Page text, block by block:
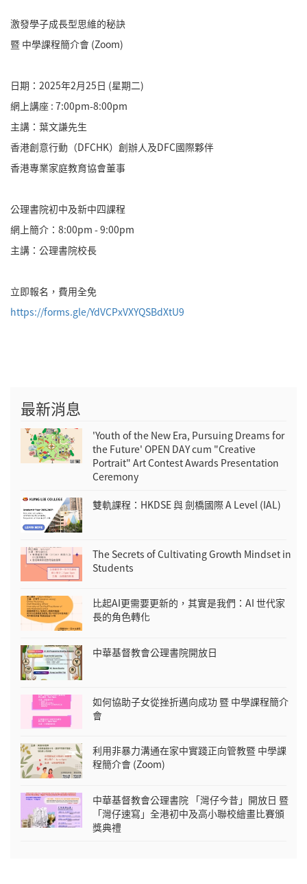
激發學子成長型思維的秘訣
暨 中學課程簡介會 (Zoom)
日期：2025年2月25日 (星期二)
網上講座 : 7:00pm-8:00pm
主講：葉文謙先生
香港創意行動（DFCHK）創辦人及DFC國際夥伴
香港專業家庭教育協會董事
公理書院初中及新中四課程
網上簡介：8:00pm - 9:00pm
主講：公理書院校長
立即報名，費用全免
https://forms.gle/YdVCPxVXYQSBdXtU9
最新消息
'Youth of the New Era, Pursuing Dreams for
the Future' OPEN DAY cum "Creative
Portrait" Art Contest Awards Presentation
Ceremony
雙軌課程：HKDSE 與 劍橋國際 A Level (IAL)
The Secrets of Cultivating Growth Mindset in
Students
比起AI更需要更新的，其實是我們：AI 世代家
長的角色轉化
中華基督教會公理書院開放日
如何協助子女從挫折邁向成功 暨 中學課程簡介
會
利用非暴力溝通在家中實踐正向管教暨 中學課
程簡介會 (Zoom)
中華基督教會公理書院 「灣仔今昔」開放日 暨
「灣仔速寫」全港初中及高小聯校繪畫比賽頒
獎典禮